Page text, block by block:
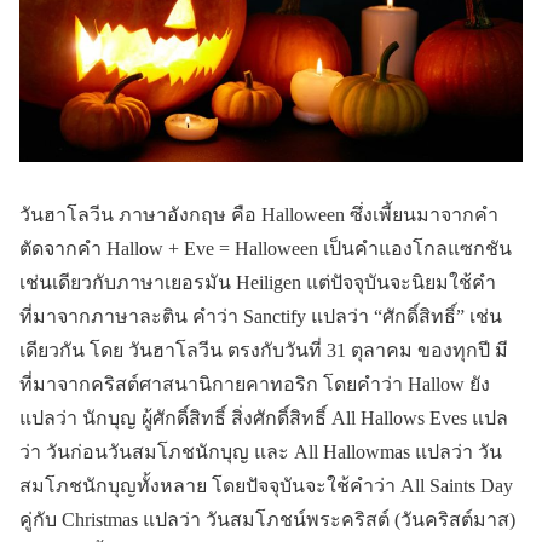
วันฮาโลวีน ภาษาอังกฤษ คือ Halloween ซึ่งเพี้ยนมาจากคำ
ตัดจากคำ Hallow + Eve = Halloween เป็นคำแองโกลแซกชัน
เช่นเดียวกับภาษาเยอรมัน Heiligen แต่ปัจจุบันจะนิยมใช้คำ
ที่มาจากภาษาละติน คำว่า Sanctify แปลว่า “ศักดิ์สิทธิ์” เช่น
เดียวกัน โดย วันฮาโลวีน ตรงกับวันที่ 31 ตุลาคม ของทุกปี มี
ที่มาจากคริสต์ศาสนานิกายคาทอริก โดยคำว่า Hallow ยัง
แปลว่า นักบุญ ผู้ศักดิ์สิทธิ์ สิ่งศักดิ์สิทธิ์ All Hallows Eves แปล
ว่า วันก่อนวันสมโภชนักบุญ และ All Hallowmas แปลว่า วัน
สมโภชนักบุญทั้งหลาย โดยปัจจุบันจะใช้คำว่า All Saints Day
คู่กับ Christmas แปลว่า วันสมโภชน์พระคริสต์ (วันคริสต์มาส)